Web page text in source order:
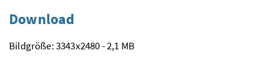
Download
Bildgröße: 3343x2480 - 2,1 MB